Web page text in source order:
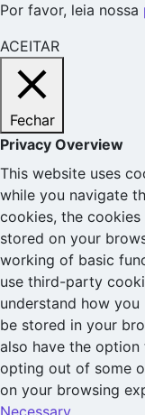
Por favor, leia nossa
ACEITAR
Fechar
Privacy Overview
This website uses
while you navigate
cookies, the
stored on your
working of basic
use third-party
understand how
be stored in your
also have the
opting out of some
on your browsing